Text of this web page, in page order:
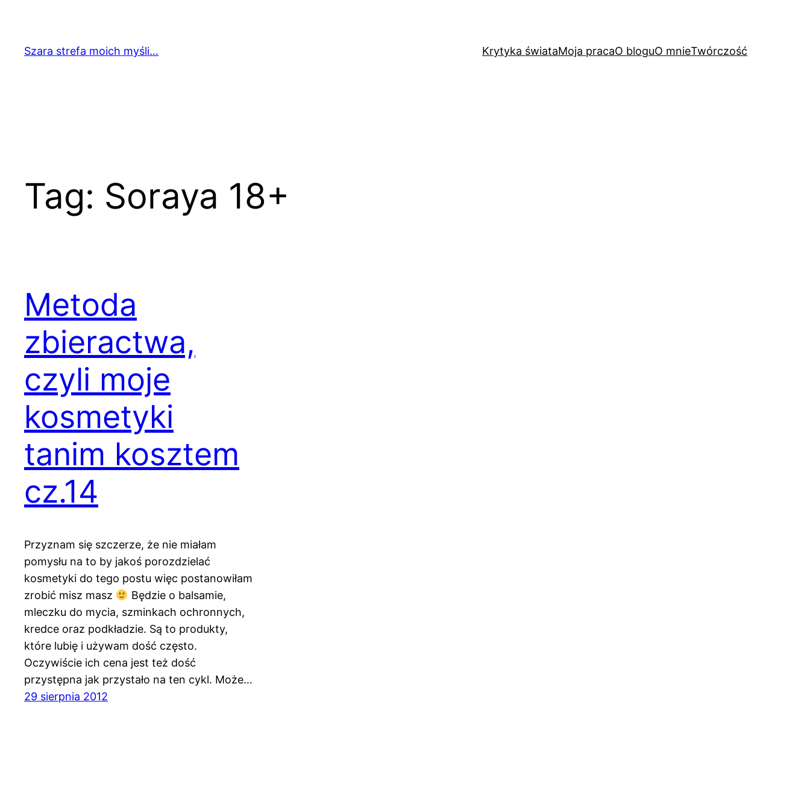
treściSzara strefa moich myśli… Krytyka świataMoja pracaO bloguO mnieTwórczość
Tag: Soraya 18+
Metoda
zbieractwa,
czyli moje
kosmetyki
tanim kosztem
cz.14
Przyznam się szczerze, że nie miałam
pomysłu na to by jakoś porozdzielać
kosmetyki do tego postu więc postanowiłam
zrobić misz masz
Będzie o balsamie,
mleczku do mycia, szminkach ochronnych,
kredce oraz podkładzie. Są to produkty,
które lubię i używam dość często.
Oczywiście ich cena jest też dość
przystępna jak przystało na ten cykl. Może…
29 sierpnia 2012